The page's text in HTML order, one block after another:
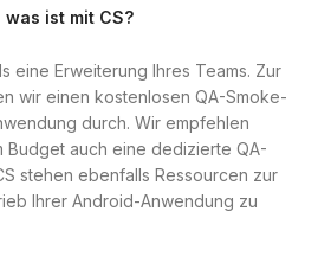
was ist mit CS?
eine Erweiterung Ihres Teams. Zur
wir einen kostenlosen QA-Smoke-
durch. Wir empfehlen
Budget auch eine dedizierte QA-
stehen ebenfalls Ressourcen zur
Ihrer Android-Anwendung zu